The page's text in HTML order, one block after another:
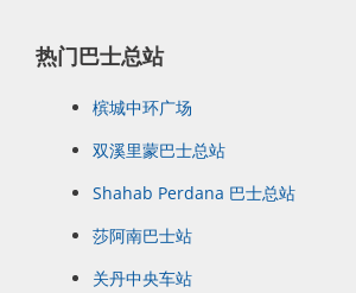
热门巴士总站
槟城中环广场
双溪里蒙巴士总站
Shahab Perdana 巴士总站
莎阿南巴士站
关丹中央车站